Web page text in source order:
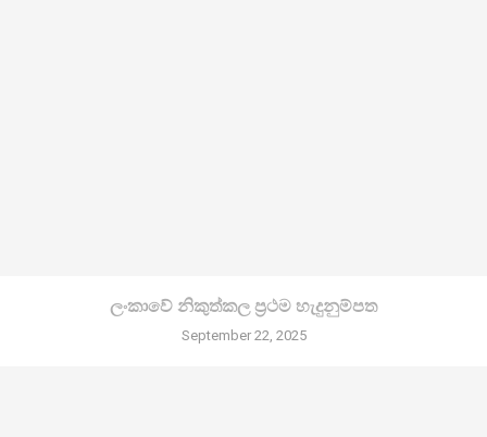
ලංකාවේ නිකුත්කල ප්‍රථම හැදුනුම්පත
September 22, 2025